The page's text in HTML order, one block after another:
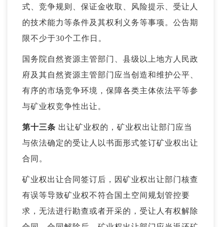
式、竞争规则、保证金收取、风险提示、受让人
的技术能力等条件及其权利义务等事项。公告期
限不少于30个工作日。
国务院自然资源主管部门、县级以上地方人民政
府及其自然资源主管部门应当创造和维护公平、
有序的市场竞争环境，保障各类主体依法平等参
与矿业权竞争性出让。
第十三条 出让矿业权的，矿业权出让部门应当
与依法确定的受让人以书面形式签订矿业权出让
合同 。
矿业权出让合同签订后，因矿业权出让部门核查
有误等导致矿业权不符合国土空间规划管控要
求，无法进行勘查或者开采的，受让人有权解除